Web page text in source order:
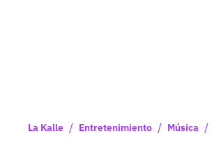
La Kalle / Entretenimiento / Música /